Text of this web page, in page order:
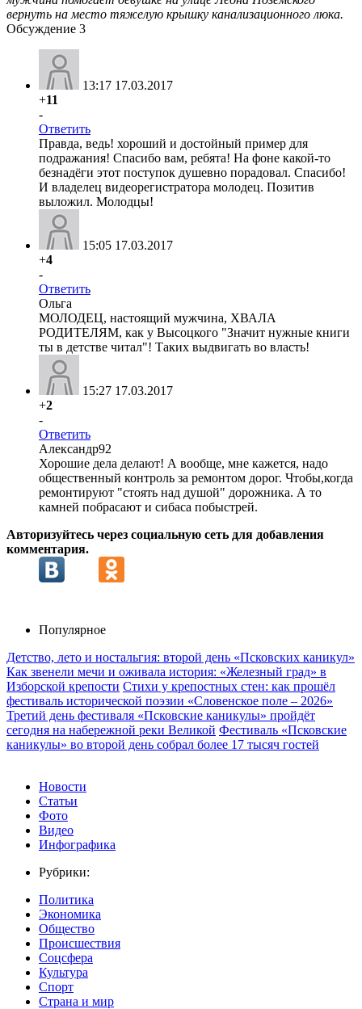
вернуть на место тяжелую крышку канализационного люка.
Обсуждение 3
13:17 17.03.2017
+11
-
Ответить
Правда, ведь! хороший и достойный пример для
подражания! Спасибо вам, ребята! На фоне какой-то
безнадёги этот поступок душевно порадовал. Спасибо!
И владелец видеорегистратора молодец. Позитив
выложил. Молодцы!
15:05 17.03.2017
+4
-
Ответить
Ольга
МОЛОДЕЦ, настоящий мужчина, ХВАЛА
РОДИТЕЛЯМ, как у Высоцкого "Значит нужные книги
ты в детстве читал"! Таких выдвигать во власть!
15:27 17.03.2017
+2
-
Ответить
Александр92
Хорошие дела делают! А вообще, мне кажется, надо
общественный контроль за ремонтом дорог. Чтобы,когда
ремонтируют "стоять над душой" дорожника. А то
камней побрасают и сибаса побыстрей.
Авторизуйтесь через социальную сеть для добавления
комментария.
Популярное
Детство, лето и ностальгия: второй день «Псковских каникул»
Как звенели мечи и оживала история: «Железный град» в
Изборской крепости Стихи у крепостных стен: как прошёл
фестиваль исторической поэзии «Словенское поле – 2026»
Третий день фестиваля «Псковские каникулы» пройдёт
сегодня на набережной реки Великой Фестиваль «Псковские
каникулы» во второй день собрал более 17 тысяч гостей
Новости
Статьи
Фото
Видео
Инфографика
Рубрики:
Политика
Экономика
Общество
Происшествия
Соцсфера
Культура
Спорт
Страна и мир